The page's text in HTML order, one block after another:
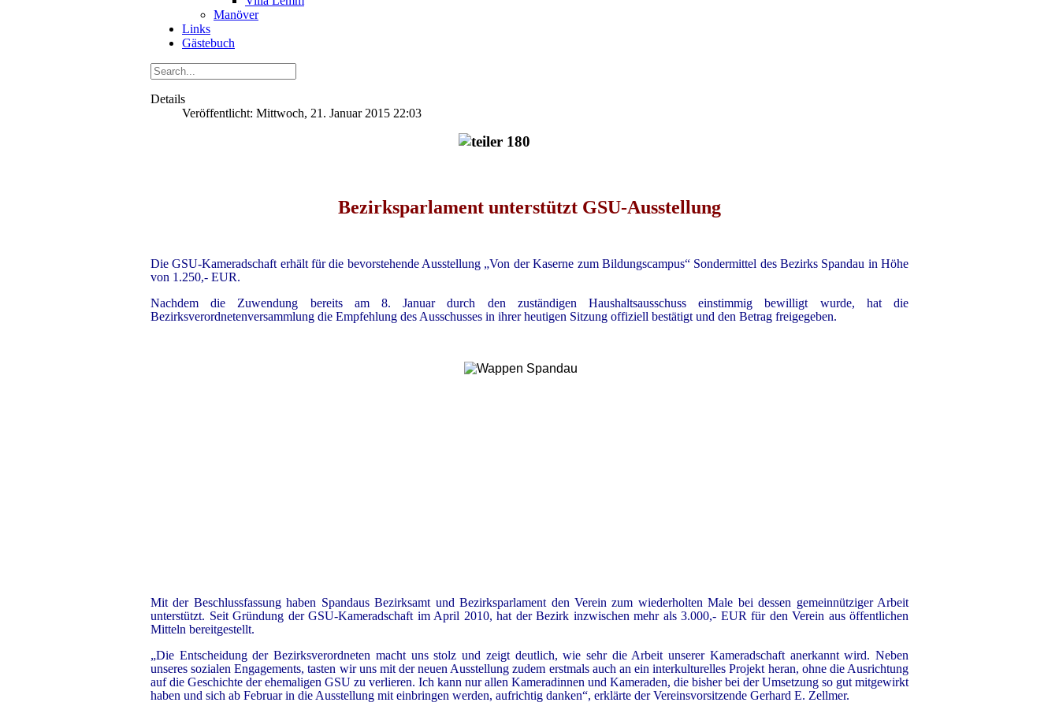
Manöver
Links
Gästebuch
Details
Veröffentlicht: Mittwoch, 21. Januar 2015 22:03
Bezirksparlament unterstützt GSU-Ausstellung
Die GSU-Kameradschaft erhält für die bevorstehende Ausstellung „Von der Kaserne zum Bildungscampus“ Sondermittel des Bezirks Spandau in Höhe
von 1.250,- EUR.
Nachdem die Zuwendung bereits am 8. Januar durch den zuständigen Haushaltsausschuss einstimmig bewilligt wurde, hat die
Bezirksverordnetenversammlung die Empfehlung des Ausschusses in ihrer heutigen Sitzung offiziell bestätigt und den Betrag freigegeben.
Mit der Beschlussfassung haben Spandaus Bezirksamt und Bezirksparlament den Verein zum wiederholten Male bei dessen gemeinnütziger Arbeit
unterstützt. Seit Gründung der GSU-Kameradschaft im April 2010, hat der Bezirk inzwischen mehr als 3.000,- EUR für den Verein aus öffentlichen
Mitteln bereitgestellt.
„Die Entscheidung der Bezirksverordneten macht uns stolz und zeigt deutlich, wie sehr die Arbeit unserer Kameradschaft anerkannt wird. Neben
unseres sozialen Engagements, tasten wir uns mit der neuen Ausstellung zudem erstmals auch an ein interkulturelles Projekt heran, ohne die Ausrichtung
auf die Geschichte der ehemaligen GSU zu verlieren. Ich kann nur allen Kameradinnen und Kameraden, die bisher bei der Umsetzung so gut mitgewirkt
haben und sich ab Februar in die Ausstellung mit einbringen werden, aufrichtig danken“, erklärte der Vereinsvorsitzende Gerhard E. Zellmer.